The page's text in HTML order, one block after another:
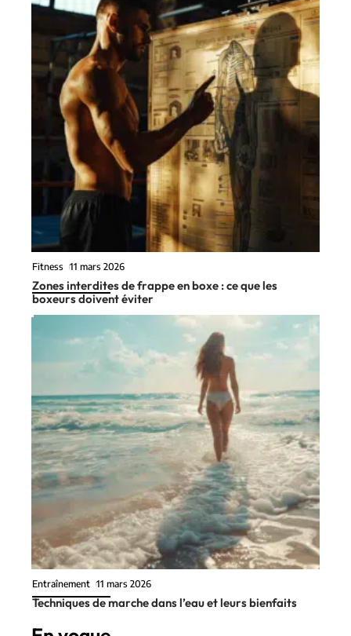
Fitness 11 mars 2026
Zones interdites de frappe en boxe : ce que les
boxeurs doivent éviter
Entraînement 11 mars 2026
Techniques de marche dans l’eau et leurs bienfaits